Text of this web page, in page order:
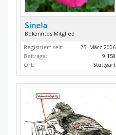
Sinela
Bekanntes Mitglied
Registriert seit:
25. März 2006
Beiträge:
9.158
Ort:
Stuttgart